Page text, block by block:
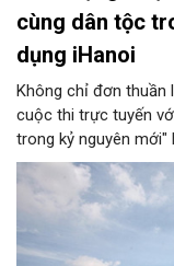
cùng dân tộc
dụng iHanoi
Không chỉ đơn thuần
cuộc thi trực tuyến
trong kỷ nguyên
chiến lược trong
thành niềm tin, thành